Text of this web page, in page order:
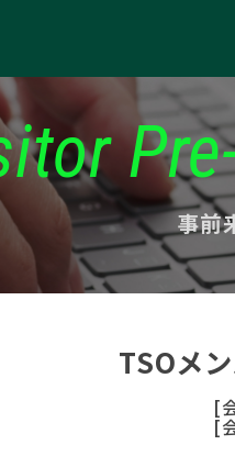
事前
TSOメ
[
[